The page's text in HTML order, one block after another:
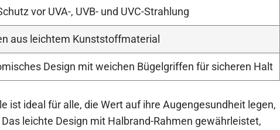
vor UVA-, UVB- und UVC-Strahlung
aus leichtem Kunststoffmaterial
Design mit weichen Bügelgriffen für sicheren Halt
ist ideal für alle, die Wert auf ihre Augengesundheit legen,
leichte Design mit Halbrand-Rahmen gewährleistet,